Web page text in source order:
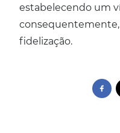
estabelecendo um
fidelização.